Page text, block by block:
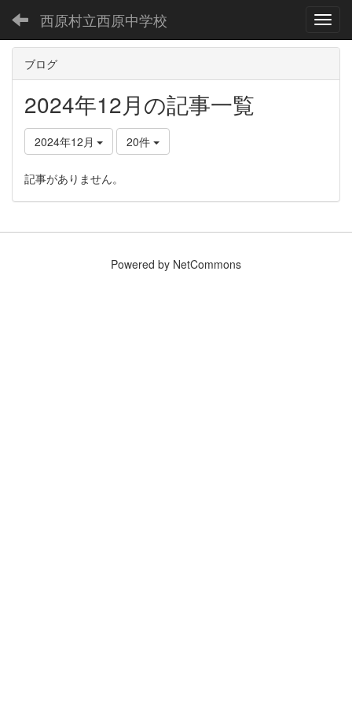
西原村立西原中学校
ブログ
2024年12月の記事一覧
2024年12月 20件
記事がありません。
Powered by NetCommons